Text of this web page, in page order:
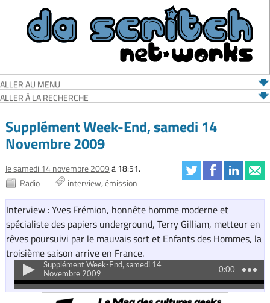
ALLER AU MENU
ALLER À LA RECHERCHE
Supplément Week-End, samedi 14
Novembre 2009
le samedi 14 novembre 2009à 18:51.
Radio
interview émission
Interview : Yves Frémion, honnête homme moderne et
spécialiste des papiers underground, Terry Gilliam, metteur en
rêves poursuivi par le mauvais sort et Enfants des Hommes, la
troisième saison arrive en France.